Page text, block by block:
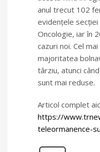
anul trecut 102
evidențele
Oncologie, iar în
cazuri noi. Cel
majoritatea
târziu, atunci
sunt mai reduse.
Articol complet
https://
teleormanence-